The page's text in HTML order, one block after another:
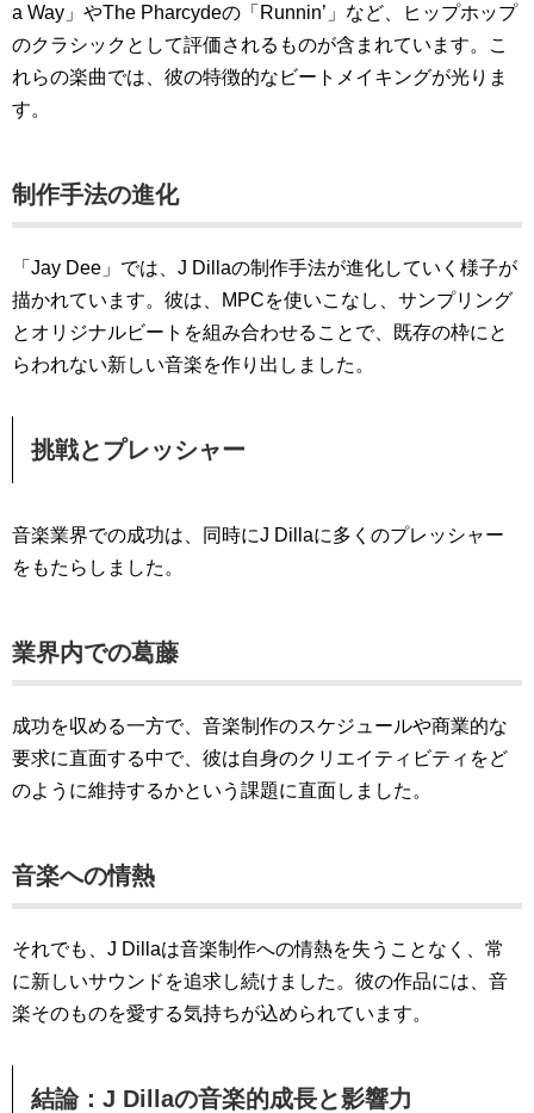
a Way」やThe Pharcydeの「Runnin’」など、ヒップホップ
のクラシックとして評価されるものが含まれています。こ
れらの楽曲では、彼の特徴的なビートメイキングが光りま
す。
制作手法の進化
「Jay Dee」では、J Dillaの制作手法が進化していく様子が
描かれています。彼は、MPCを使いこなし、サンプリング
とオリジナルビートを組み合わせることで、既存の枠にと
らわれない新しい音楽を作り出しました。
挑戦とプレッシャー
音楽業界での成功は、同時にJ Dillaに多くのプレッシャー
をもたらしました。
業界内での葛藤
成功を収める一方で、音楽制作のスケジュールや商業的な
要求に直面する中で、彼は自身のクリエイティビティをど
のように維持するかという課題に直面しました。
音楽への情熱
それでも、J Dillaは音楽制作への情熱を失うことなく、常
に新しいサウンドを追求し続けました。彼の作品には、音
楽そのものを愛する気持ちが込められています。
結論：J Dillaの音楽的成長と影響力